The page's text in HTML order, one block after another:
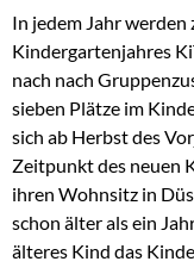
In jedem Jahr werden
Kindergartenjahres
nach nach
sieben Plätze im
sich ab Herbst des
Zeitpunkt des neuen
ihren Wohnsitz in
schon älter als ein
älteres Kind das